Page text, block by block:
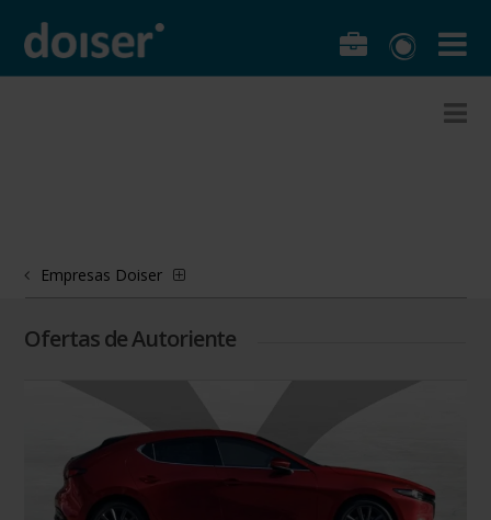
Empresas Doiser
Ofertas de Autoriente